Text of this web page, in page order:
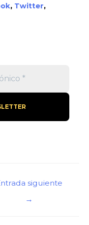
, Twitter,
siguiente
→